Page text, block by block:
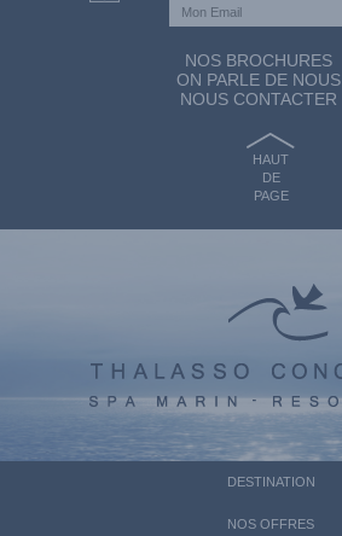
NOS BROCHURES
ON PARLE DE NOUS
NOUS CONTACTER
HAUT
DE
PAGE
DESTINATION
NOS OFFRES